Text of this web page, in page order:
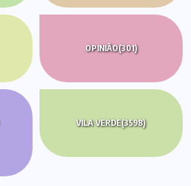
OPINIÃO(301)
VILA VERDE(3598)